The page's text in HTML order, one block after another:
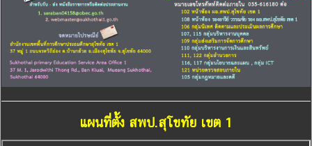
แผนที่ตั้ง สพป.สุโขทัย เขต 1